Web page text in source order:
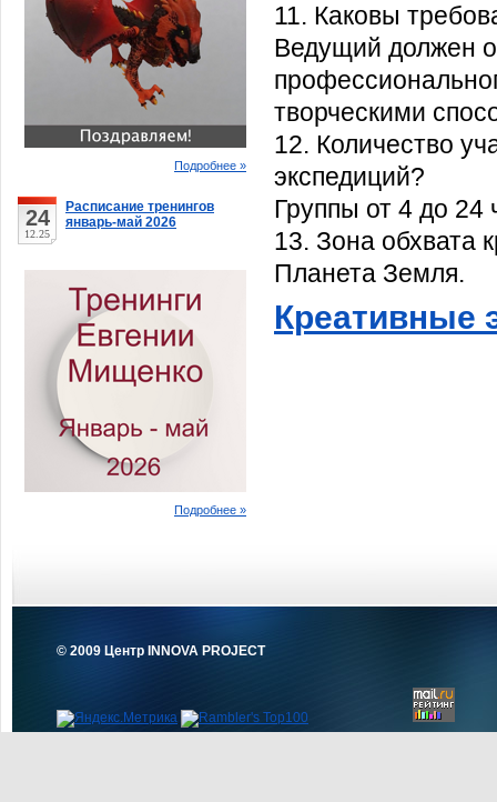
Подробнее »
Расписание тренингов
январь-май 2026
24
12.25
Подробнее »
11. Каковы
Ведущий должен
творческими
12. Количество
экспедиций?
Группы от 4 до 24
13. Зона обхвата
Планета Земля.
Креативные
© 2009 Центр INNOVA PROJECT